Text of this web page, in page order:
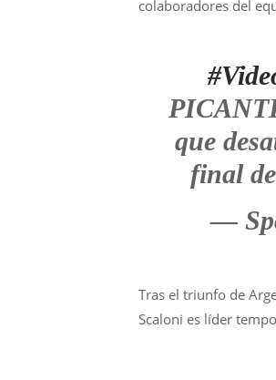
colaboradores del
que
final
—
Tras el triunfo de
Scaloni es líder